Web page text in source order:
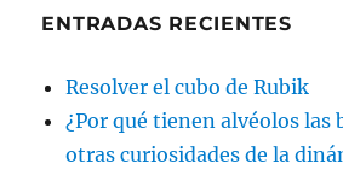
ENTRADAS RECIENTES
Resolver el cubo de Rubik
¿Por qué tienen alvéolos las
otras curiosidades de la